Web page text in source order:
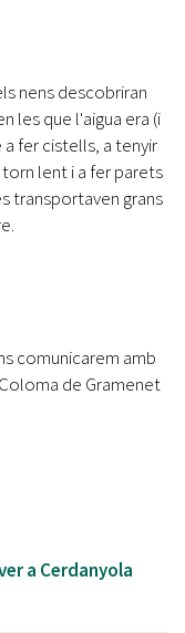
nens descobriran
les que l'aigua era (i
fer cistells, a tenyir
lent i a fer parets
transportaven grans
comunicarem amb
de Gramenet
a Cerdanyola